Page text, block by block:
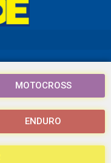
MOTOCROSS
ENDURO